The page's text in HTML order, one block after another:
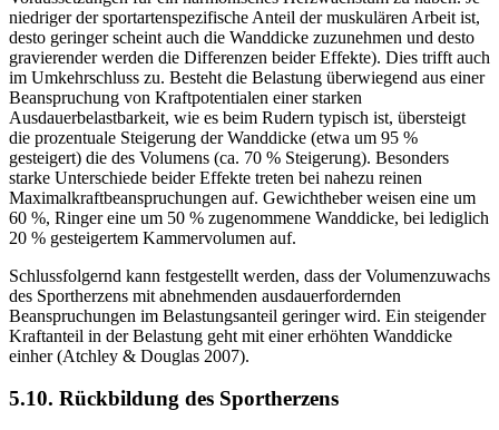
niedriger der sportartenspezifische Anteil der muskulären Arbeit ist,
desto geringer scheint auch die Wanddicke zuzunehmen und desto
gravierender werden die Differenzen beider Effekte). Dies trifft auch
im Umkehrschluss zu. Besteht die Belastung überwiegend aus einer
Beanspruchung von Kraftpotentialen einer starken
Ausdauerbelastbarkeit, wie es beim Rudern typisch ist, übersteigt
die prozentuale Steigerung der Wanddicke (etwa um 95 %
gesteigert) die des Volumens (ca. 70 % Steigerung). Besonders
starke Unterschiede beider Effekte treten bei nahezu reinen
Maximalkraftbeanspruchungen auf. Gewichtheber weisen eine um
60 %, Ringer eine um 50 % zugenommene Wanddicke, bei lediglich
20 % gesteigertem Kammervolumen auf.
Schlussfolgernd kann festgestellt werden, dass der Volumenzuwachs
des Sportherzens mit abnehmenden ausdauerfordernden
Beanspruchungen im Belastungsanteil geringer wird. Ein steigender
Kraftanteil in der Belastung geht mit einer erhöhten Wanddicke
einher (Atchley & Douglas 2007).
5.10. Rückbildung des Sportherzens